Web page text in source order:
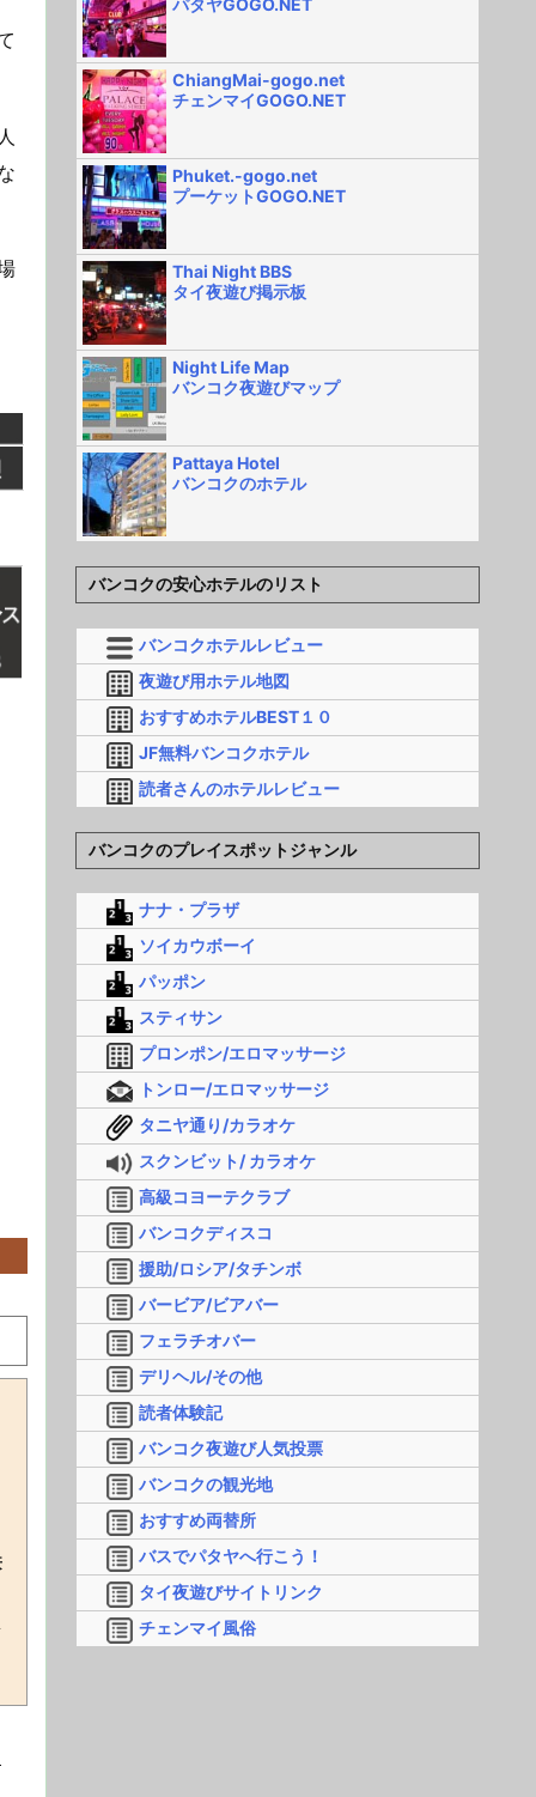
ChiangMai-gogo.net
チェンマイGOGO.NET
Phuket.-gogo.net
プーケットGOGO.NET
Thai Night BBS
タイ夜遊び掲示板
Night Life Map
バンコク夜遊びマップ
Pattaya Hotel
バンコクのホテル
バンコクの安心ホテルのリスト
バンコクホテルレビュー
夜遊び用ホテル地図
おすすめホテルBEST１０
JF無料バンコクホテル
読者さんのホテルレビュー
バンコクのプレイスポットジャンル
ナナ・プラザ
ソイカウボーイ
パッポン
スティサン
プロンポン/エロマッサージ
トンロー/エロマッサージ
タニヤ通り/カラオケ
スクンビット/ カラオケ
高級コヨーテクラブ
バンコクディスコ
援助/ロシア/タチンボ
バービア/ビアバー
フェラチオバー
デリヘル/その他
読者体験記
バンコク夜遊び人気投票
バンコクの観光地
おすすめ両替所
バスでパタヤへ行こう！
タイ夜遊びサイトリンク
チェンマイ風俗